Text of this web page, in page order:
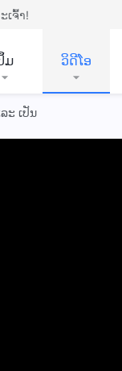
ເຈົ້າ!
ມ ວິ​ດີ​ໂອ
ະ ເປັນ